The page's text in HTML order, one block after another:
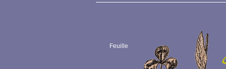
Feuille